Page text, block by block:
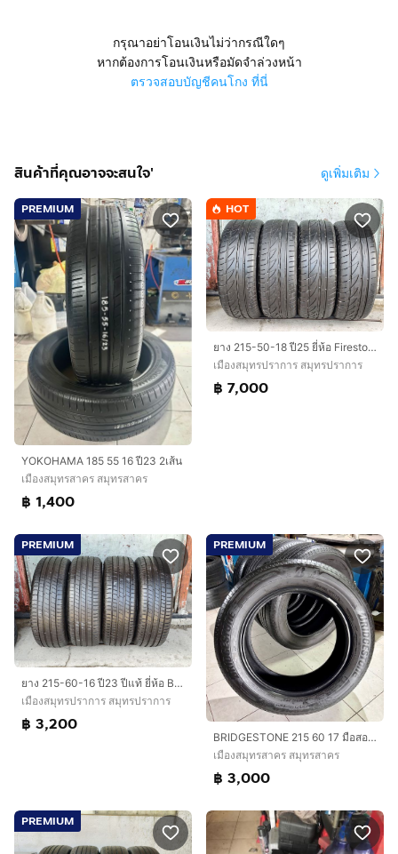
กรุณาอย่าโอนเงินไม่ว่ากรณีใดๆ
หากต้องการโอนเงินหรือมัดจำล่วงหน้า
ตรวจสอบบัญชีคนโกง ที่นี่
สินค้าที่คุณอาจจะสนใจ' ดูเพิ่มเติม
PREMIUM
YOKOHAMA 185 55 16 ปี23 2เส้น
เมืองสมุทรสาคร สมุทรสาคร
฿ 1,400
HOT
ยาง 215-50-18 ปี25 ยี่ห้อ Firestone
เมืองสมุทรปราการ สมุทรปราการ
฿ 7,000
PREMIUM
ยาง 215-60-16 ปี23 ปีแท้ ยี่ห้อ BF Goodrich
เมืองสมุทรปราการ สมุทรปราการ
฿ 3,200
PREMIUM
BRIDGESTONE 215 60 17 มือสอง ปี22 สวยสวย
เมืองสมุทรสาคร สมุทรสาคร
฿ 3,000
PREMIUM